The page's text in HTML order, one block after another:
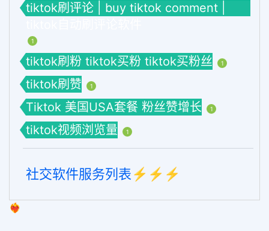
tiktok刷评论 | buy tiktok comment |
1
tiktok刷粉 tiktok买粉 tiktok买粉丝 1
tiktok刷赞 1
Tiktok 美国USA套餐 粉丝赞增长 1
tiktok视频浏览量 1
社交软件服务列表⚡️⚡️⚡️
❤️‍🔥